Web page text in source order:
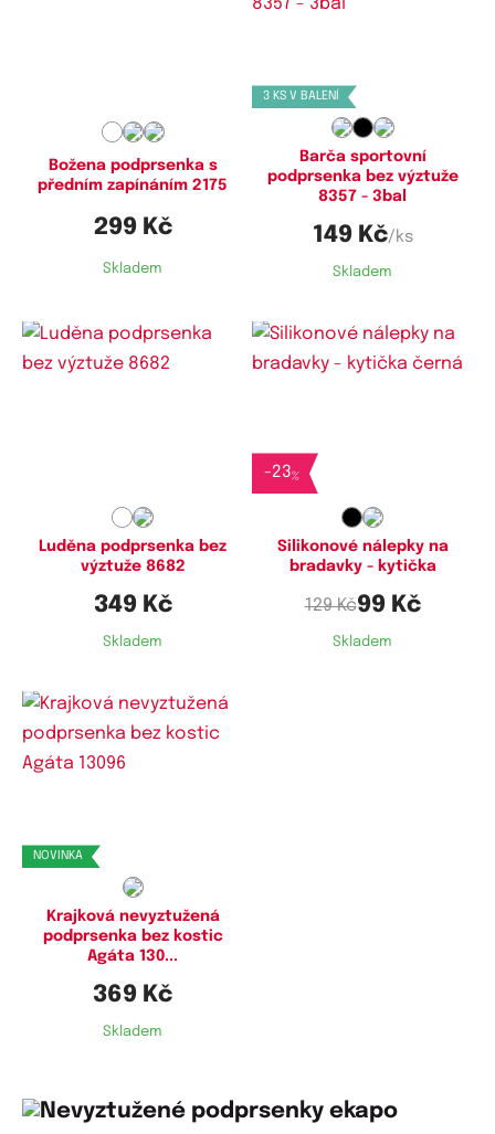
Božena podprsenka s
předním zapínáním 2175
299 Kč
Skladem
3 KS V BALENÍ
Barča sportovní
podprsenka bez výztuže
8357 - 3bal
149 Kč/ks
Skladem
Luděna podprsenka bez
výztuže 8682
349 Kč
Skladem
-23%
Silikonové nálepky na
bradavky - kytička
129 Kč99 Kč
Skladem
NOVINKA
95F,
105D,
110D,110F
Krajková nevyztužená
podprsenka bez kostic
Agáta 130...
369 Kč
Skladem